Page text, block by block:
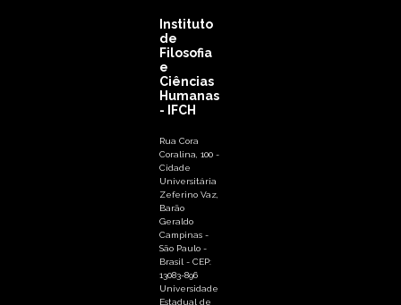
Instituto
de
Filosofia
e
Ciências
Humanas
- IFCH
Rua Cora
Coralina, 100 -
Cidade
Universitária
Zeferino Vaz,
Barão
Geraldo
Campinas -
São Paulo -
Brasil - CEP:
13083-896
Universidade
Estadual de